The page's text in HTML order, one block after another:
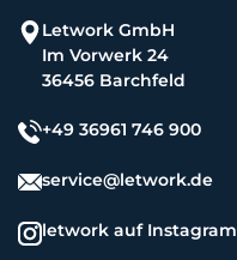
Letwork GmbH
Im Vorwerk 24
36456 Barchfeld
+49 36961 746 900
service@letwork.de
letwork auf Instagram